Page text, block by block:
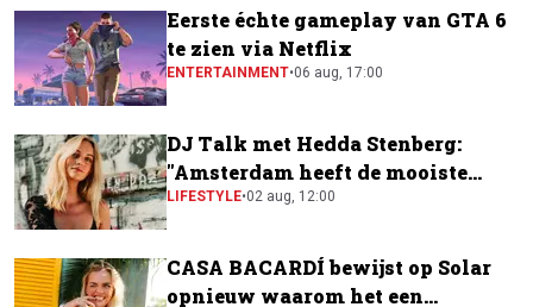
Eerste échte gameplay van GTA 6
te zien via Netflix
ENTERTAINMENT•06 aug, 17:00
DJ Talk met Hedda Stenberg:
"Amsterdam heeft de mooiste
festivalscene van Europa"
LIFESTYLE•02 aug, 12:00
CASA BACARDÍ bewijst op Solar
opnieuw waarom het een